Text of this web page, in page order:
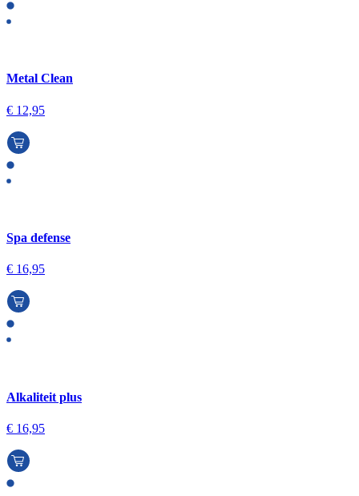
Metal Clean
€ 12,95
Spa defense
€ 16,95
Alkaliteit plus
€ 16,95